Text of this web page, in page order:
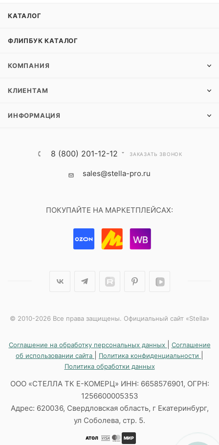
КАТАЛОГ
ФЛИПБУК КАТАЛОГ
КОМПАНИЯ
КЛИЕНТАМ
ИНФОРМАЦИЯ
8 (800) 201-12-12 ЗАКАЗАТЬ ЗВОНОК
sales@stella-pro.ru
ПОКУПАЙТЕ НА МАРКЕТПЛЕЙСАХ:
© 2010-2026 Все права защищены. Официальный сайт «Stella»
Соглашение на обработку персональных данных
Соглашение
об использовании сайта
Политика конфиденциальности
Политика обработки данных
ООО «СТЕЛЛА ТК Е-КОМЕРЦ» ИНН: 6658576901, ОГРН:
1256600005353
Адрес: 620036, Свердловская область, г Екатеринбург,
ул Соболева, стр. 5.
АТОЛ МИР